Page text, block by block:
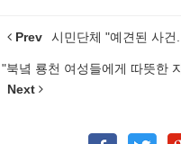
Prev 시민단체 "예견된 사
"북녘 룡천 여성들에게 따뜻한
Next